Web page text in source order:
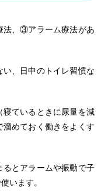
、③アラーム療法があ
、日中のトイレ習慣な
寝ているときに尿量を減
めておく働きをよくす
るとアラームや振動で子
います。